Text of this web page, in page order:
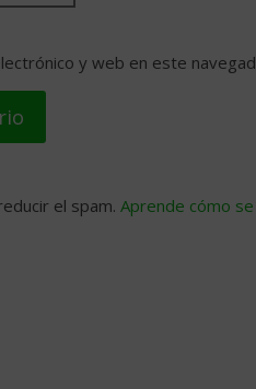
y web en este
el spam. Aprende cómo